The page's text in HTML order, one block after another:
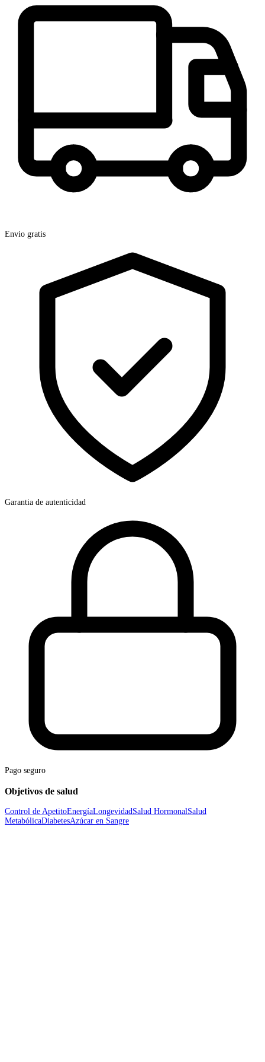
Envio gratis
Garantia de autenticidad
Pago seguro
Objetivos de salud
Control de ApetitoEnergíaLongevidadSalud HormonalSalud
MetabólicaDiabetesAzúcar en Sangre